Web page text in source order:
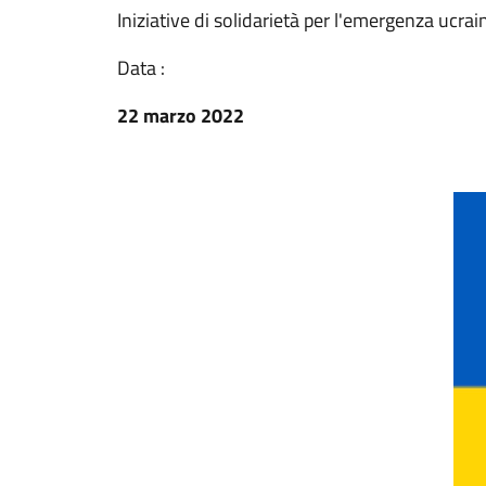
Iniziative di solidarietà per l'emergenza
Data :
22 marzo 2022